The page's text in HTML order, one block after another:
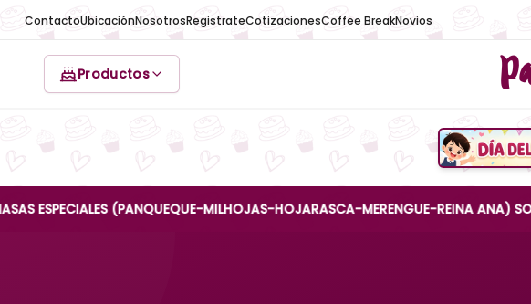
ContactoUbicaciónNosotrosRegistrateCotizacionesCoffee BreakNovios
Productos
(PANQUEQUE-MILHOJAS-HOJARASCA-MERENGUE-REINA ANA) SOLO